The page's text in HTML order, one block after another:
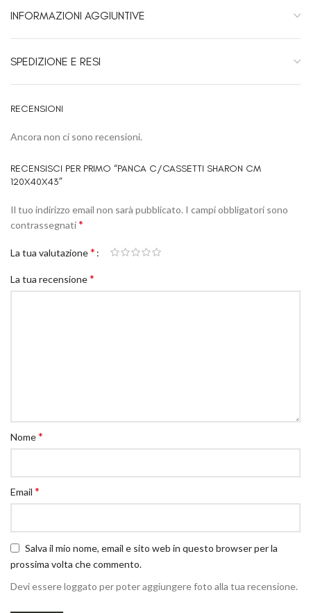
INFORMAZIONI AGGIUNTIVE
SPEDIZIONE E RESI
RECENSIONI
Ancora non ci sono recensioni.
RECENSISCI PER PRIMO “PANCA C/CASSETTI SHARON CM
120X40X43”
Il tuo indirizzo email non sarà pubblicato. I campi obbligatori sono
contrassegnati*
La tua valutazione*
La tua recensione*
Nome*
Email *
Salva il mio nome, email e sito web in questo browser per la
prossima volta che commento.
Devi essere loggato per poter aggiungere foto alla tua recensione.